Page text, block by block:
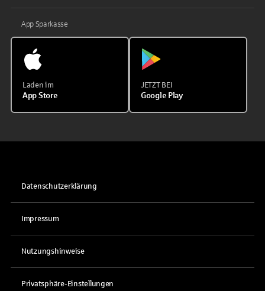
App Sparkasse
Laden im
App Store
JETZT BEI
Google Play
Datenschutzerklärung
Impressum
Nutzungshinweise
Privatsphäre-Einstellungen